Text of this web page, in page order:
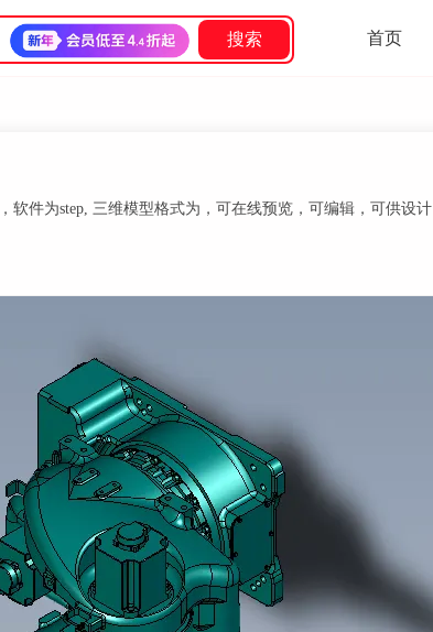
搜索 首页
件为step, 三维模型格式为，可在线预览，可编辑，可供设计